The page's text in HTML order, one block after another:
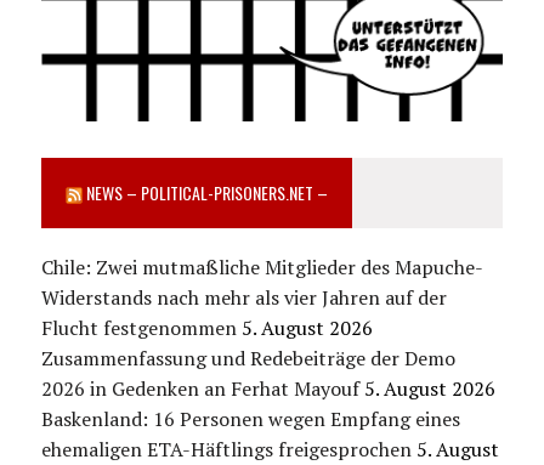
NEWS – POLITICAL-PRISONERS.NET –
Chile: Zwei mutmaßliche Mitglieder des Mapuche-
Widerstands nach mehr als vier Jahren auf der
Flucht festgenommen 5. August 2026
Zusammenfassung und Redebeiträge der Demo
2026 in Gedenken an Ferhat Mayouf 5. August 2026
Baskenland: 16 Personen wegen Empfang eines
ehemaligen ETA-Häftlings freigesprochen 5. August